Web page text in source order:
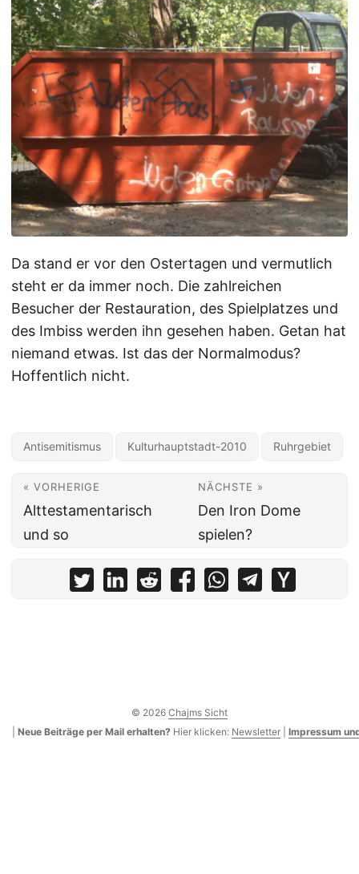
Da stand er vor den Ostertagen und vermutlich
steht er da immer noch. Die zahlreichen
Besucher der Restauration, des Spielplatzes und
des Imbiss werden ihn gesehen haben. Getan hat
niemand etwas. Ist das der Normalmodus?
Hoffentlich nicht.
Antisemitismus Kulturhauptstadt-2010 Ruhrgebiet
« VORHERIGE
Alttestamentarisch
und so
NÄCHSTE »
Den Iron Dome
spielen?
© 2026 Chajms Sicht
Neue Beiträge per Mail erhalten? Hier klicken: Newsletter Impressum